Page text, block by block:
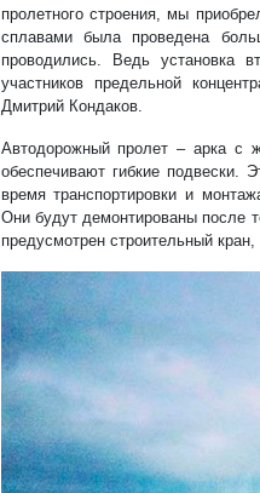
пролетного строения, мы
сплавами была проведена
проводились. Ведь установка
участников предельной
Дмитрий Кондаков.
Автодорожный пролет – арка с
обеспечивают гибкие
время транспортировки и
Они будут демонтированы после
предусмотрен строительный